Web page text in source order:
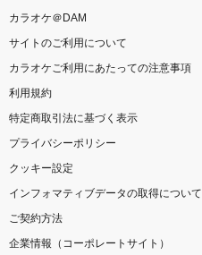
カラオケ＠DAM
サイトのご利用について
カラオケご利用にあたっての注意事項
利用規約
特定商取引法に基づく表示
プライバシーポリシー
クッキー設定
インフォマティブデータの取得について
ご契約方法
企業情報（コーポレートサイト）